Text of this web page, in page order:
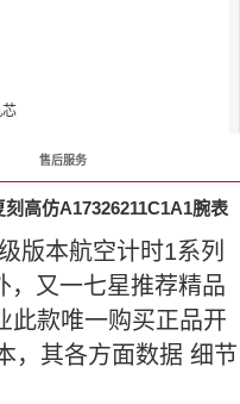
售后服务
高仿A17326211C1A1腕表
版本航空计时1系列
，又一七星推荐精品
此款唯一购买正品开
，其各方面数据 细节